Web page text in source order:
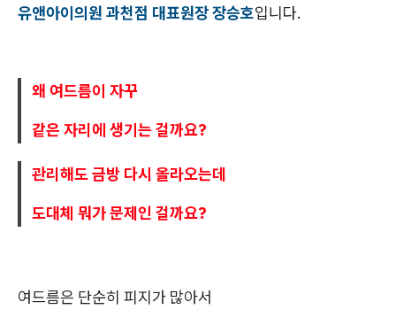
유앤아이의원 과천점 대표원장 장승호입니다.
왜 여드름이 자꾸
같은 자리에 생기는 걸까요?
관리해도 금방 다시 올라오는데
도대체 뭐가 문제인 걸까요?
여드름은 단순히 피지가 많아서